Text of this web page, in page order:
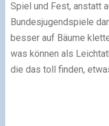
Spiel und Fest, anstatt
Bundesjugendspiele
besser auf Bäume
was können als
die das toll finden,